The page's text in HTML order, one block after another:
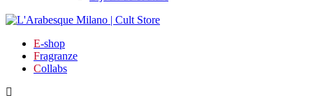
E-shop
Fragranze
Collabs